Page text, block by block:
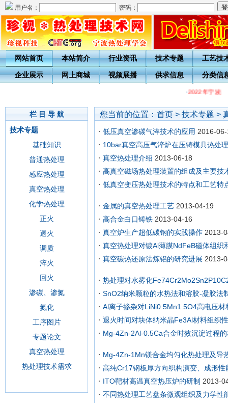
用户名： 密码：
网站首页 本站简介 行业资讯 技术专题 工艺技
企业展示 网上商城 视频展播 供求信息 分类信
·2022年宁波热
栏 目 导 航
技术专题
基础知识
普通热处理
感应热处理
真空热处理
化学热处理
正火
退火
调质
淬火
回火
渗碳、渗氮
氮化
工序图片
专题论文
真空热处理
热处理技术需求
您当前的位置： 首页 > 技术专题 >
低压真空渗碳气淬技术的应用 2016-
10bar真空高压气淬炉在压铸模具热处
真空热处理介绍 2013-06-18
高真空磁场热处理装置的组成及主要技
低真空变压热处理技术的特点和工艺特
金属的真空热处理工艺 2013-04-19
高合金白口铸铁 2013-04-16
真空炉生产超低碳钢的实践操作 2013-
真空热处理对镀Al薄膜NdFeB磁体组织
真空碳热还原法炼铝的研究进展 2013-
热处理对水雾化
SnO2纳米颗粒的水热法和溶胶-凝胶法
Al离子掺杂对LiNi0.5Mn1.5O4高电压材
退火时间对块体纳米晶Fe3Al材料组织
Mg-4Zn-2Al-0.5Ca合金时效沉淀过程
Mg-4Zn-1Mn镁合金均匀化热处理及导
高纯Cr17钢板厚方向织构演变、成形性
ITO靶材高温真空热压炉的研制 2013-
不同热处理工艺盘条微观组织及力学性